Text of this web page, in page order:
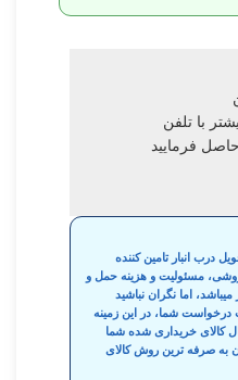
با تلفن
درب انبار تامین کننده
مسئولیت و هزینه حمل و
اما نگران نباشید
درخواست شما، در این زمینه
کالای خریداری شده شما
به صرفه ترین روش کالای